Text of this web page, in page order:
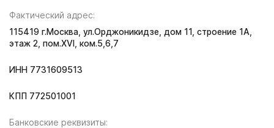
Фактический адрес:
115419 г.Москва, ул.Орджоникидзе, дом 11, строение 1А,
этаж 2, пом.XVI, ком.5,6,7
ИНН 7731609513
КПП 772501001
Банковские реквизиты: